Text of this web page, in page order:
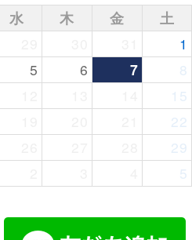
水 木 金
土
1
5 6 7
8
15
22
29
5